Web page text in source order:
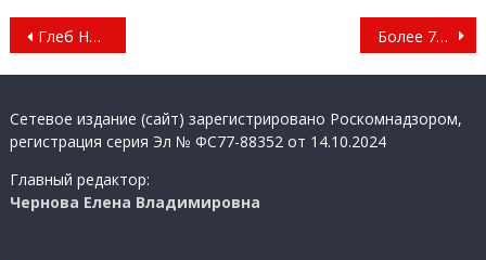
Навигация
по
Глеб Никитин: «Решение президента РФ о списании части госдолга позволит нам сэкономить значительные средства» Более 700 школ и детских садов обновили в Нижегородской области по программе капремонта образовательных учреждений
Сетевое издание (сайт) зарегистрировано Роскомнадзором,
регистрация серия Эл № ФС77-88352 от 14.10.2024
Главный редактор:
Чернова Елена Владимировна